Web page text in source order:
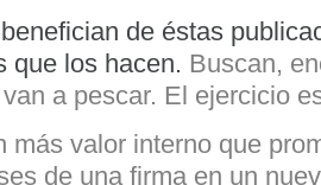
de éstas
que los hacen. Buscan,
a pescar. El ejercicio
más valor interno que
de una firma en un